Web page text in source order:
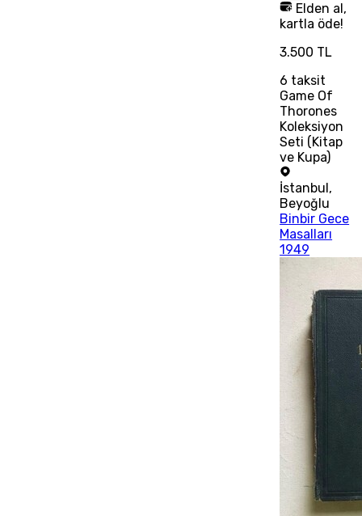
Elden al,
kartla öde!
3.500 TL
6 taksit
Game Of
Thorones
Koleksiyon
Seti (Kitap
ve Kupa)
İstanbul ,
Beyoğlu
Binbir Gece
Masalları
1949